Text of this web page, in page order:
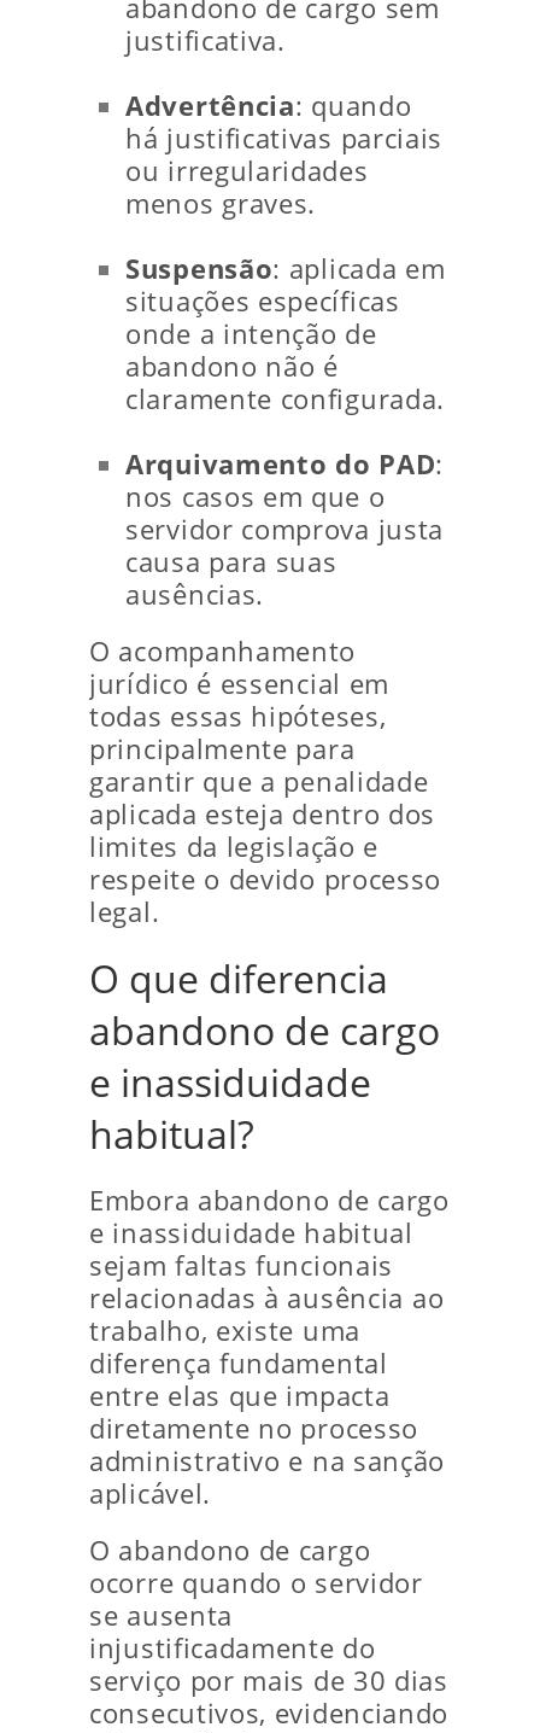
abandono de cargo sem
justificativa.
Advertência: quando
há justificativas parciais
ou irregularidades
menos graves.
Suspensão: aplicada em
situações específicas
onde a intenção de
abandono não é
claramente configurada.
Arquivamento do PAD:
nos casos em que o
servidor comprova justa
causa para suas
ausências.
O acompanhamento
jurídico é essencial em
todas essas hipóteses,
principalmente para
garantir que a penalidade
aplicada esteja dentro dos
limites da legislação e
respeite o devido processo
legal.
O que diferencia
abandono de cargo
e inassiduidade
habitual?
Embora abandono de cargo
e inassiduidade habitual
sejam faltas funcionais
relacionadas à ausência ao
trabalho, existe uma
diferença fundamental
entre elas que impacta
diretamente no processo
administrativo e na sanção
aplicável.
O abandono de cargo
ocorre quando o servidor
se ausenta
injustificadamente do
serviço por mais de 30 dias
consecutivos, evidenciando